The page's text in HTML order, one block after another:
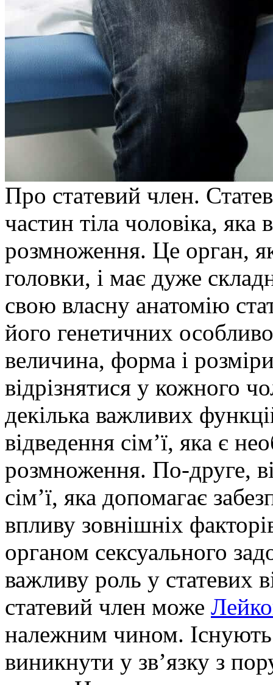
Прo стaтeвий члeн.
частин тіла чоловіка, яка
розмноження. Це орган,
головки, і має дуже
свою власну анатомію
його генетичних
величина, форма і
відрізнятися у кожного
декілька важливих
відведення сім’ї, яка є
розмноження. По-друге,
сім’ї, яка допомагає
впливу зовнішніх
органом сексуального
важливу роль у статевих
статевий член може
належним чином. Існують
виникнути у зв’язку з